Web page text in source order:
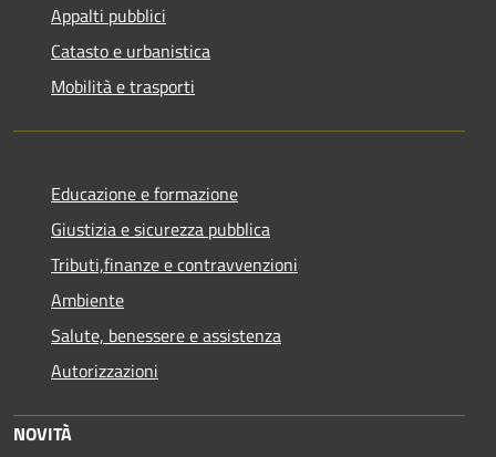
Appalti pubblici
Catasto e urbanistica
Mobilità e trasporti
Educazione e formazione
Giustizia e sicurezza pubblica
Tributi,finanze e contravvenzioni
Ambiente
Salute, benessere e assistenza
Autorizzazioni
NOVITÀ